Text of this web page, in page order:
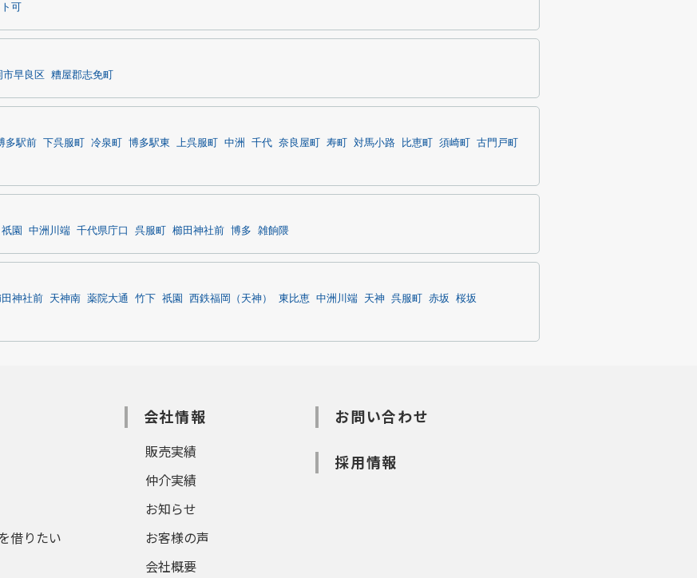
可
市早良区 糟屋郡志免町
多駅前 下呉服町 冷泉町 博多駅東 上呉服町 中洲 千代 奈良屋町 寿町 対馬小路 比恵町 須崎町 古門戸町
祇園 中洲川端 千代県庁口 呉服町 櫛田神社前 博多 雑餉隈
神社前 天神南 薬院大通 竹下 祇園 西鉄福岡（天神） 東比恵 中洲川端 天神 呉服町 赤坂
桜坂
借りたい
会社情報
販売実績
仲介実績
お知らせ
お客様の声
会社概要
お問い合わせ
採用情報